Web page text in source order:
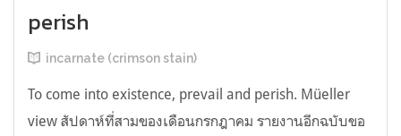
perish
incarnate (crimson stain)
To come into existence, prevail and perish. Müeller
view สัปดาห์ที่สามของเดือนกรกฎาคม รายงานอีกฉบับขอ